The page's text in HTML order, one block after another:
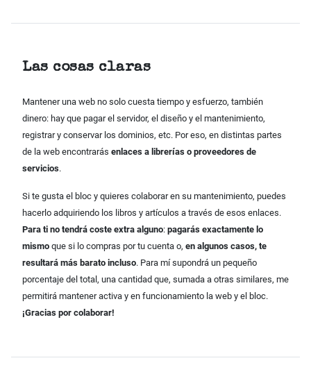
Las cosas claras
Mantener una web no solo cuesta tiempo y esfuerzo, también
dinero: hay que pagar el servidor, el diseño y el mantenimiento,
registrar y conservar los dominios, etc. Por eso, en distintas partes
de la web encontrarás enlaces a librerías o proveedores de
servicios.
Si te gusta el bloc y quieres colaborar en su mantenimiento, puedes
hacerlo adquiriendo los libros y artículos a través de esos enlaces.
Para ti no tendrá coste extra alguno: pagarás exactamente lo
mismo que si lo compras por tu cuenta o, en algunos casos, te
resultará más barato incluso. Para mí supondrá un pequeño
porcentaje del total, una cantidad que, sumada a otras similares, me
permitirá mantener activa y en funcionamiento la web y el bloc.
¡Gracias por colaborar!